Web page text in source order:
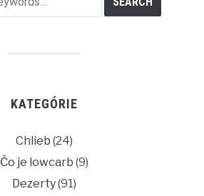
KATEGÓRIE
Chlieb (24)
Čo je lowcarb (9)
Dezerty(91)